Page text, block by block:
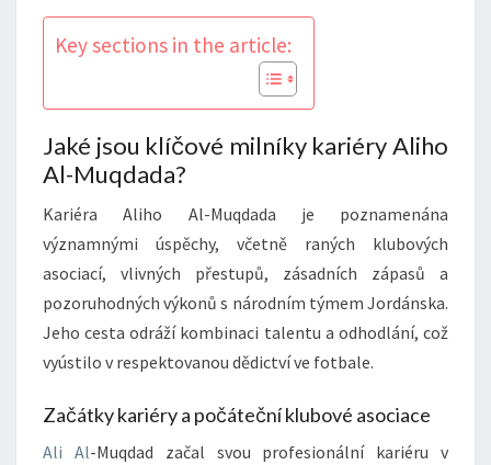
Key sections in the article:
Jaké jsou klíčové milníky kariéry Aliho
Al-Muqdada?
Kariéra Aliho Al-Muqdada je poznamenána
významnými úspěchy, včetně raných klubových
asociací, vlivných přestupů, zásadních zápasů a
pozoruhodných výkonů s národním týmem Jordánska.
Jeho cesta odráží kombinaci talentu a odhodlání, což
vyústilo v respektovanou dědictví ve fotbale.
Začátky kariéry a počáteční klubové asociace
Ali Al-Muqdad začal svou profesionální kariéru v